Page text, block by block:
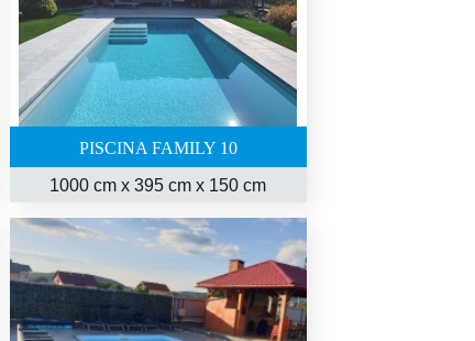
PISCINA FAMILY 10
1000 cm x 395 cm x 150 cm